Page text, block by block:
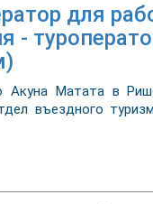
для
-
Акуна Матата в
въездного